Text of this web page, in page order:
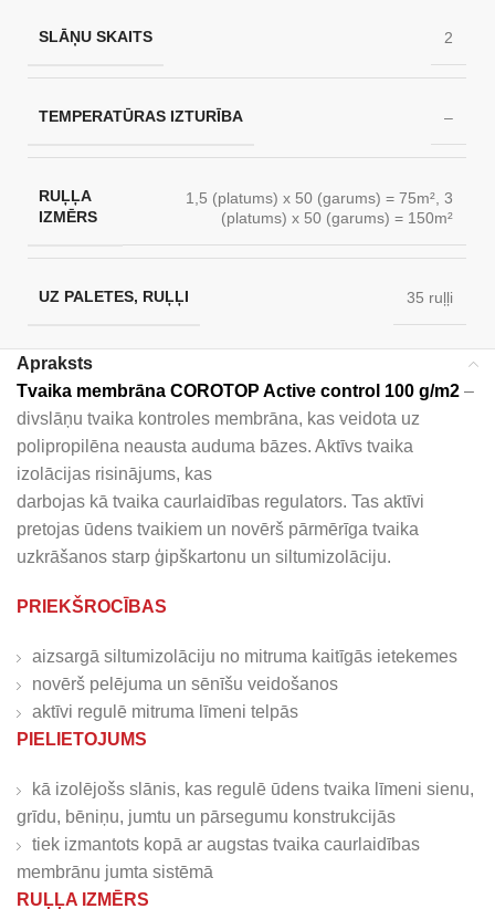
SLĀŅU SKAITS 2
TEMPERATŪRAS IZTURĪBA –
RUĻĻA
IZMĒRS
1,5 (platums) x 50 (garums) = 75m² 3
(platums) x 50 (garums) = 150m²
UZ PALETES, RUĻĻI 35 ruļļi
Apraksts
Tvaika membrāna COROTOP Active control 100 g/m2 –
divslāņu tvaika kontroles membrāna, kas veidota uz
polipropilēna neausta auduma bāzes. Aktīvs tvaika
izolācijas risinājums, kas
darbojas kā tvaika caurlaidības regulators. Tas aktīvi
pretojas ūdens tvaikiem un novērš pārmērīga tvaika
uzkrāšanos starp ģipškartonu un siltumizolāciju.
PRIEKŠROCĪBAS
aizsargā siltumizolāciju no mitruma kaitīgās ietekemes
novērš pelējuma un sēnīšu veidošanos
aktīvi regulē mitruma līmeni telpās
PIELIETOJUMS
kā izolējošs slānis, kas regulē ūdens tvaika līmeni sienu,
grīdu, bēniņu, jumtu un pārsegumu konstrukcijās
tiek izmantots kopā ar augstas tvaika caurlaidības
membrānu jumta sistēmā
RUĻĻA IZMĒRS